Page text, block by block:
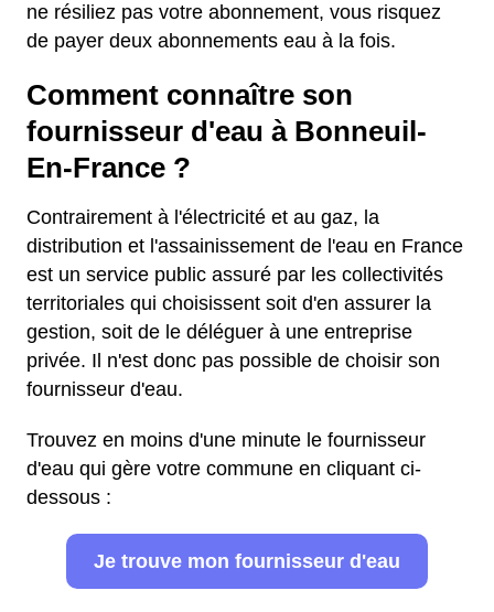
ne résiliez pas votre abonnement, vous risquez
de payer deux abonnements eau à la fois.
Comment connaître son
fournisseur d'eau à Bonneuil-
En-France ?
Contrairement à l'électricité et au gaz, la
distribution et l'assainissement de l'eau en France
est un service public assuré par les collectivités
territoriales qui choisissent soit d'en assurer la
gestion, soit de le déléguer à une entreprise
privée. Il n'est donc pas possible de choisir son
fournisseur d'eau.
Trouvez en moins d'une minute le fournisseur
d'eau qui gère votre commune en cliquant ci-
dessous :
Je trouve mon fournisseur d'eau